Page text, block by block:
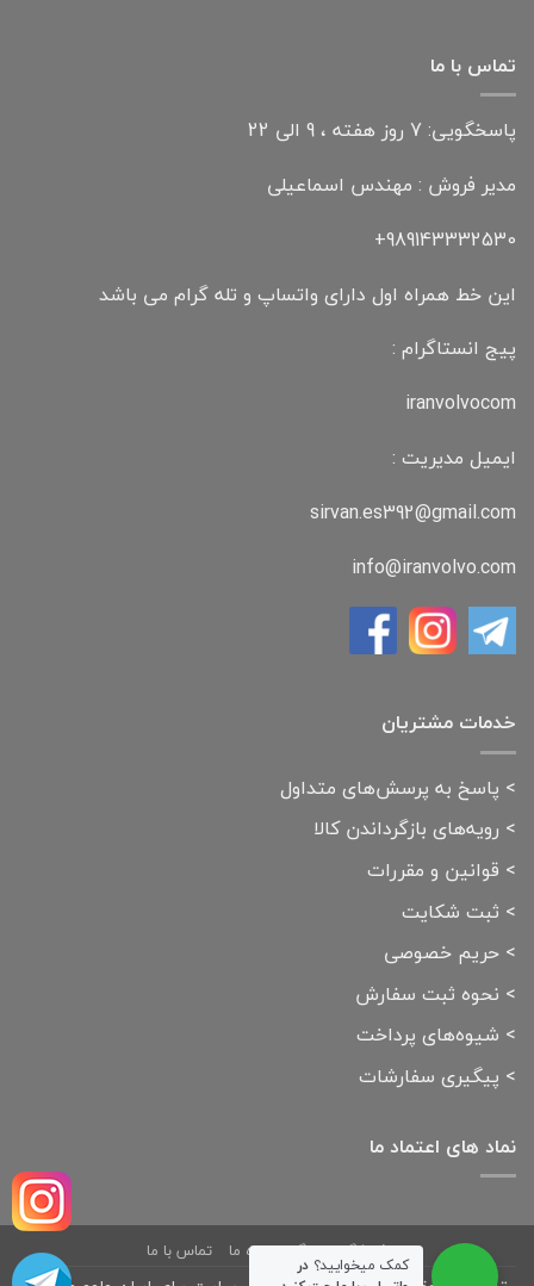
تماس با ما
پاسخگویی: 7 روز هفته ، 9 الی 22
مدیر فروش : مهندس اسماعیلی
989143332530+
این خط همراه اول دارای واتساپ و تله گرام می باشد
پیج انستاگرام :
iranvolvocom
ایمیل مدیریت :
sirvan.es392@gmail.com
info@iranvolvo.com
خدمات مشتریان
> پاسخ به پرسش‌های متداول
> رویه‌های بازگرداندن کالا
> قوانین و مقررات
> ثبت شکایت
> حریم خصوصی
> نحوه ثبت سفارش
> شیوه‌های پرداخت
> پیگیری سفارشات
نماد های اعتماد ما
فروشگاه بلاگ درباره ما تماس با ما
کمک میخوایید؟ در